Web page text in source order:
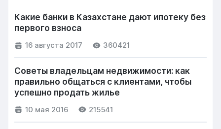
Какие банки в Казахстане дают ипотеку без
первого взноса
16 августа 2017 360421
Советы владельцам недвижимости: как
правильно общаться с клиентами, чтобы
успешно продать жилье
10 мая 2016 215541